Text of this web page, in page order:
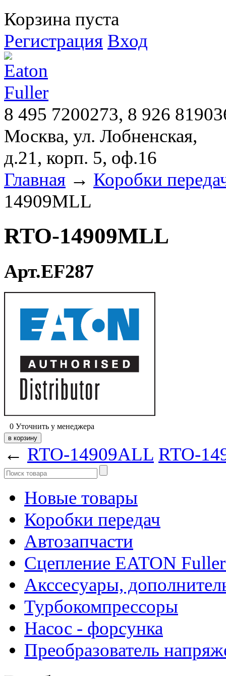
Корзина пуста
Регистрация Вход
8 495 7200273, 8 926
Москва, ул. Лобненская,
д.21, корп. 5, оф.16
Главная → Коробки
14909MLL
RTO-14909MLL
Арт.EF287
0 Уточнить у менеджера
← RTO-14909ALL RTO-
Новые товары
Коробки передач
Автозапчасти
Сцепление EATON
Акссесуары,
Турбокомпрессоры
Насос - форсунка
Преобразователь